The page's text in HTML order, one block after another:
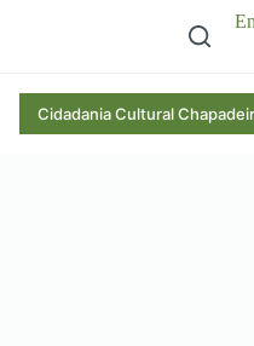
Cidadania Cultural